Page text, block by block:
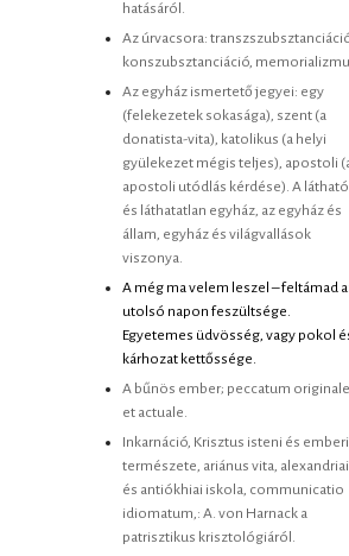
hatásáról.
Az úrvacsora:
konszubsztanciáció,
Az egyház ismertető jegyei: egy
(felekezetek sokasága), szent (a
donatista-vita), katolikus (a helyi
gyülekezet mégis teljes), apostoli
apostoli utódlás kérdése). A látható
és láthatatlan egyház, az egyház és
állam, egyház és világvallások
viszonya.
A még ma velem leszel – feltámad
utolsó napon feszültsége.
Egyetemes üdvösség, vagy pokol
kárhozat kettőssége.
A bűnös ember; peccatum originale
et actuale.
Inkarnáció, Krisztus isteni és emberi
természete, ariánus vita, alexandriai
és antiókhiai iskola, communicatio
idiomatum,: A. von Harnack a
patrisztikus krisztológiáról.